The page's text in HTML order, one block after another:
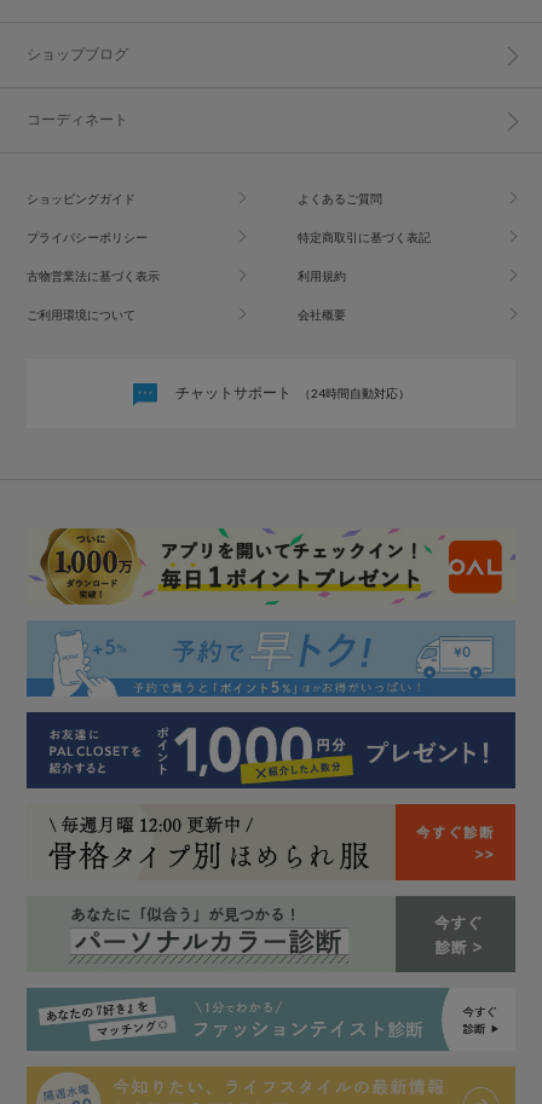
ショップブログ
コーディネート
ショッピングガイド よくあるご質問
プライバシーポリシー 特定商取引に基づく表記
古物営業法に基づく表示 利用規約
ご利用環境について 会社概要
チャットサポート （24時間自動対応）